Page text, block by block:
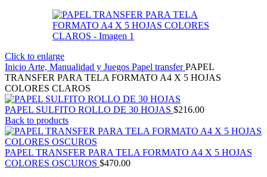
Click to enlarge
Inicio Arte, Manualidad y Juegos Papel transferPAPEL
TRANSFER PARA TELA FORMATO A4 X 5 HOJAS
COLORES CLAROS
PAPEL SULFITO ROLLO DE 30 HOJAS $216.00
Back to products
PAPEL TRANSFER PARA TELA FORMATO A4 X 5 HOJAS
COLORES OSCUROS $470.00